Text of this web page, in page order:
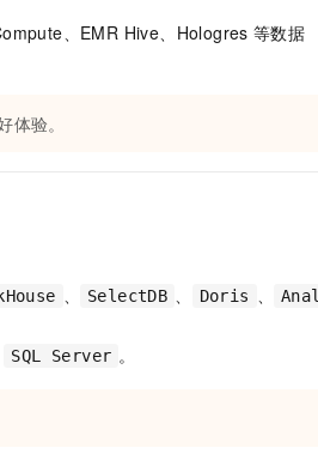
、EMR Hive、Hologres 等数据
体验。
、 SelectDB 、 Doris 、
Anal
SQL Server 。